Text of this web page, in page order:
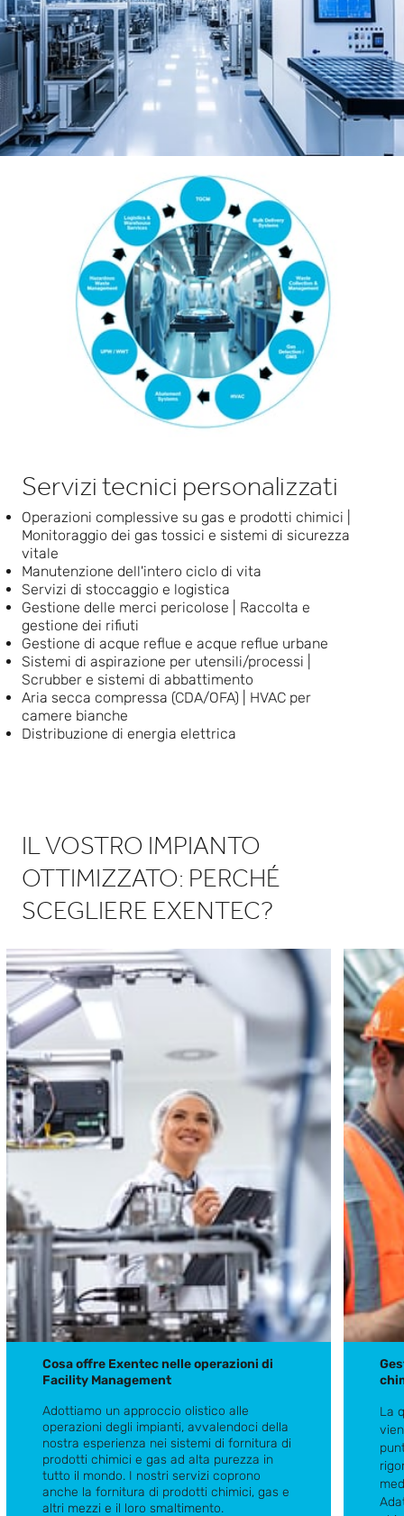
Servizi tecnici personalizzati
Operazioni complessive su gas e prodotti chimici |
Monitoraggio dei gas tossici e sistemi di sicurezza
vitale
Manutenzione dell'intero ciclo di vita
Servizi di stoccaggio e logistica
Gestione delle merci pericolose | Raccolta e
gestione dei rifiuti
Gestione di acque reflue e acque reflue urbane
Sistemi di aspirazione per utensili/processi |
Scrubber e sistemi di abbattimento
Aria secca compressa (CDA/OFA) | HVAC per
camere bianche
Distribuzione di energia elettrica
IL VOSTRO IMPIANTO
OTTIMIZZATO: PERCHÉ
SCEGLIERE EXENTEC?
Cosa offre Exentec nelle operazioni di
Facility Management
Cosa offre Exentec nelle operazioni di
Facility Management
Adottiamo un approccio olistico alle
operazioni degli impianti, avvalendoci della
nostra esperienza nei sistemi di fornitura di
prodotti chimici e gas ad alta purezza in
tutto il mondo. I nostri servizi coprono
anche la fornitura di prodotti chimici, gas e
altri mezzi e il loro smaltimento.
La